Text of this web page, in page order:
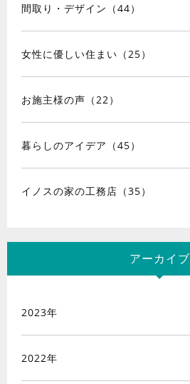
間取り・デザイン（44）
女性に優しい住まい（25）
お施主様の声（22）
暮らしのアイデア（45）
イノスの家の工務店（35）
アーカイブ
2023年
2022年